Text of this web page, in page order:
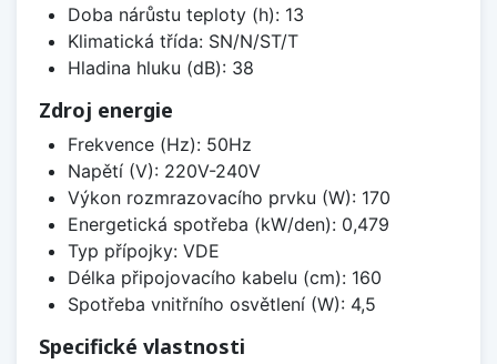
Doba nárůstu teploty (h): 13
Klimatická třída: SN/N/ST/T
Hladina hluku (dB): 38
Zdroj energie
Frekvence (Hz): 50Hz
Napětí (V): 220V-240V
Výkon rozmrazovacího prvku (W): 170
Energetická spotřeba (kW/den): 0,479
Typ přípojky: VDE
Délka připojovacího kabelu (cm): 160
Spotřeba vnitřního osvětlení (W): 4,5
Specifické vlastnosti